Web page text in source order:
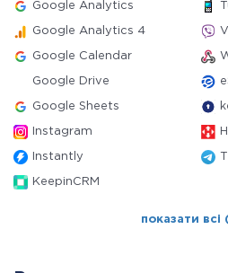
Google Analytics
Google Analytics 4
Google Calendar
Google Drive
Google Sheets
Instagram
Instantly
KeepinCRM
показати всі